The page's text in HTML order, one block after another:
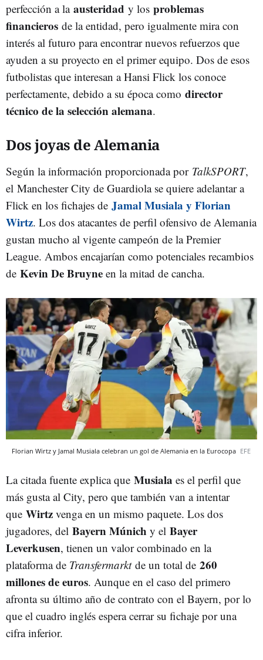
perfección a la austeridad y los problemas
financieros de la entidad, pero igualmente mira con
interés al futuro para encontrar nuevos refuerzos que
ayuden a su proyecto en el primer equipo. Dos de esos
futbolistas que interesan a Hansi Flick los conoce
perfectamente, debido a su época como director
técnico de la selección alemana.
Dos joyas de Alemania
Según la información proporcionada por TalkSPORT,
el Manchester City de Guardiola se quiere adelantar a
Flick en los fichajes de Jamal Musiala y Florian
Wirtz. Los dos atacantes de perfil ofensivo de Alemania
gustan mucho al vigente campeón de la Premier
League. Ambos encajarían como potenciales recambios
de Kevin De Bruyne en la mitad de cancha.
Florian Wirtz y Jamal Musiala celebran un gol de Alemania en la Eurocopa EFE
La citada fuente explica que Musiala es el perfil que
más gusta al City, pero que también van a intentar
que Wirtz venga en un mismo paquete. Los dos
jugadores, del Bayern Múnich y el Bayer
Leverkusen, tienen un valor combinado en la
plataforma de Transfermarkt de un total de 260
millones de euros. Aunque en el caso del primero
afronta su último año de contrato con el Bayern, por lo
que el cuadro inglés espera cerrar su fichaje por una
cifra inferior.